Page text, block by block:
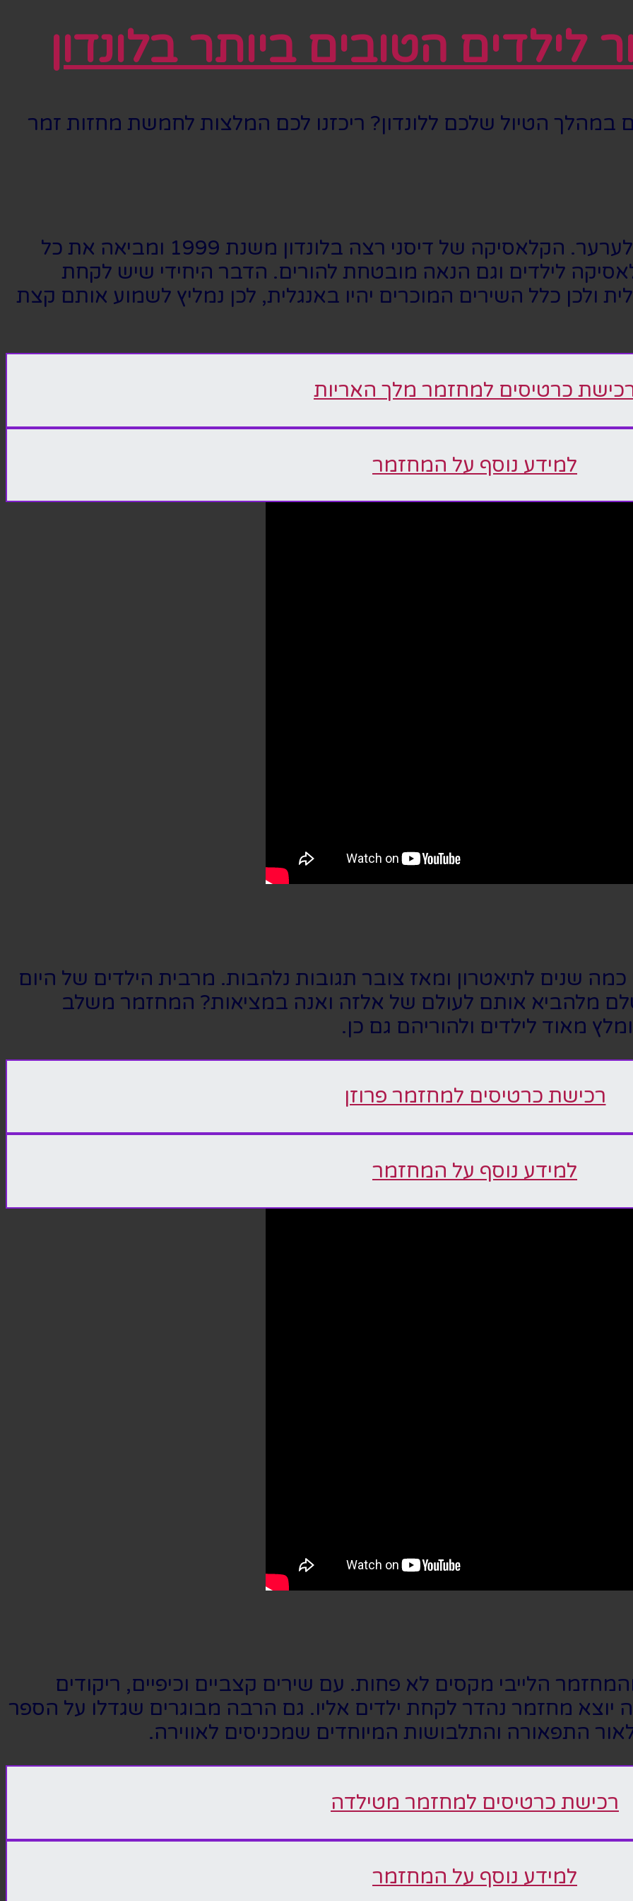
הטובים ביותר בלונדון
במהלך הטיול שלכם ללונדון? ריכזנו לכם המלצות לחמשת מחזות זמר
אין מה לעשות, עם הצלחה אי אפשר לערער. הקלאסיקה של דיסני רצה בלונדון משנת 1999 ומביאה את כל
לילדים וגם הנאה מובטחת להורים. הדבר היחידי שיש לקחת
ולכן כלל השירים המוכרים יהיו באנגלית, לכן נמליץ לשמוע אותם קצת
כרטיסים למחזמר מלך האריות
למידע נוסף על המחזמר
כמה שנים לתיאטרון ומאז צובר תגובות נלהבות. מרבית הילדים של היום
מלהביא אותם לעולם של אלזה ואנה במציאות? המחזמר משלב
מאוד לילדים ולהוריהם גם כן.
רכישת כרטיסים למחזמר פרוזן
למידע נוסף על המחזמר
הלייבי מקסים לא פחות. עם שירים קצביים וכיפיים, ריקודים
יוצא מחזמר נהדר לקחת ילדים אליו. גם הרבה מבוגרים שגדלו על הספר
התפאורה והתלבושות המיוחדים שמכניסים לאווירה.
רכישת כרטיסים למחזמר מטילדה
למידע נוסף על המחזמר